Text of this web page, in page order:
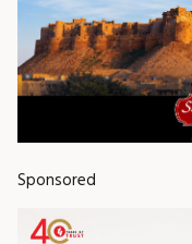
Sponsored